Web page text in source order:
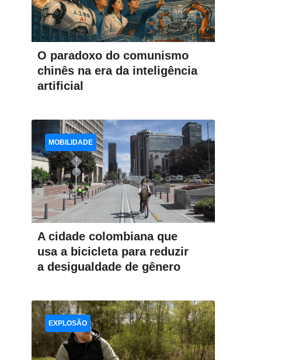
O paradoxo do comunismo
chinês na era da inteligência
artificial
A cidade colombiana que
usa a bicicleta para reduzir
a desigualdade de gênero
MOBILIDADE
EXPLOSÃO